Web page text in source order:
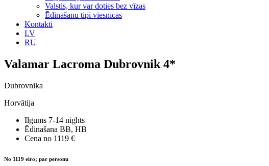
Valstis, kur var doties bez vīzas
Ēdināšanu tipi viesnīcās
Kontakti
LV
RU
Valamar Lacroma Dubrovnik 4*
Dubrovnika
Horvātija
Ilgums 7-14 nights
Ēdinašana BB, HB
Cena no 1119 €
No 1119 eiro; par personu